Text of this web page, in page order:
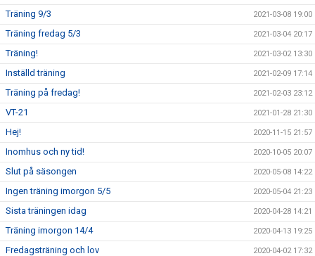
Träning 9/3 2021-03-08 19:00
Träning fredag 5/3 2021-03-04 20:17
Träning! 2021-03-02 13:30
Inställd träning 2021-02-09 17:14
Träning på fredag! 2021-02-03 23:12
VT-21 2021-01-28 21:30
Hej! 2020-11-15 21:57
Inomhus och ny tid! 2020-10-05 20:07
Slut på säsongen 2020-05-08 14:22
Ingen träning imorgon 5/5 2020-05-04 21:23
Sista träningen idag 2020-04-28 14:21
Träning imorgon 14/4 2020-04-13 19:25
Fredagsträning och lov 2020-04-02 17:32